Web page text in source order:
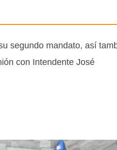
segundo mandato, así
con Intendente José